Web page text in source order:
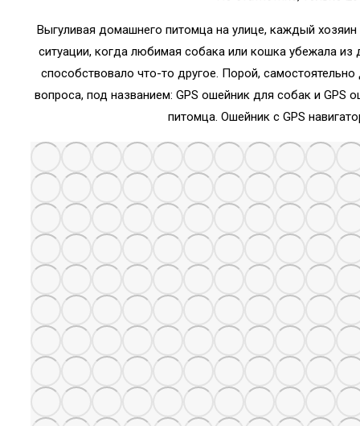
Выгуливая домашнего питомца на улице, каждый
ситуации, когда любимая собака или кошка убежала
способствовало что-то другое. Порой,
вопроса, под названием: GPS ошейник для собак и
питомца. Ошейник с GPS